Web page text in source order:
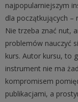
najpopularniejszym
dla początkujących –
Nie trzeba znać nut,
problemów nauczyć
kurs. Autor kursu, to
instrument nie ma
kompromisem
publikacjami, a